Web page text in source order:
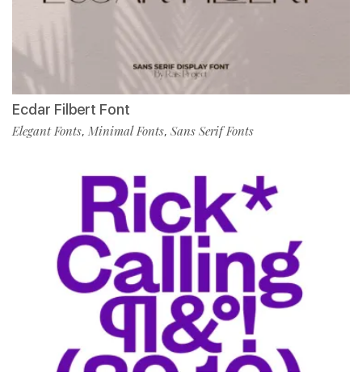
Ecdar Filbert Font
Elegant Fonts, Minimal Fonts, Sans Serif Fonts